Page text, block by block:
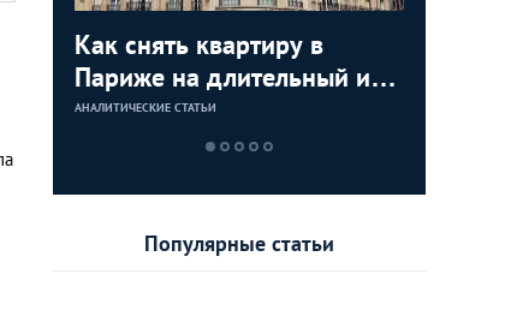
Как снять квартиру в
Париже на длительный или
короткий срок
АНАЛИТИЧЕСКИЕ СТАТЬИ
по
Популярные статьи